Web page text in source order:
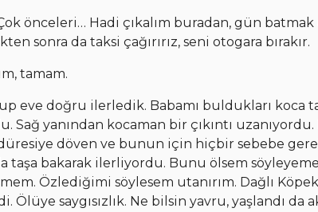
önceleri… Hadi çıkalım buradan, gün
sonra da taksi çağırırız, seni otogara bırakır.
tamam.
eve doğru ilerledik. Babamı buldukları koca
Sağ yanından kocaman bir çıkıntı
döven ve bunun için hiçbir sebebe
taşa bakarak ilerliyordu. Bunu ölsem
Özlediğimi söylesem utanırım. Dağlı
Ölüye saygısızlık. Ne bilsin yavru, yaşlandı da